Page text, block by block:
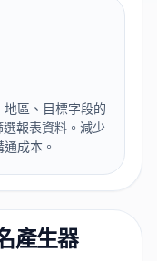
區、目標字段的
報表資料。減少
成本。
產生器